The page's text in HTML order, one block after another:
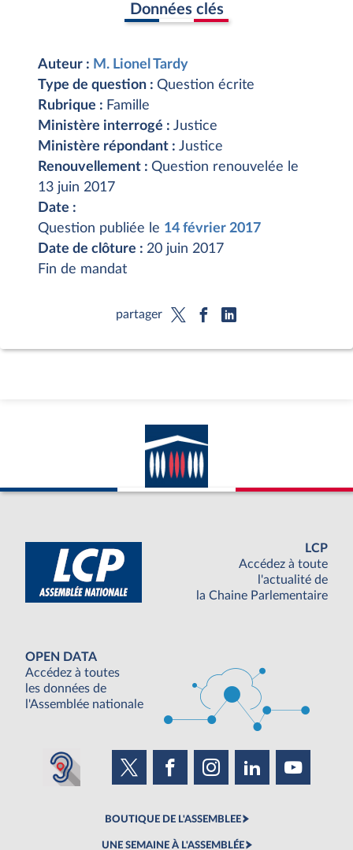
Données clés
Auteur : M. Lionel Tardy
Type de question : Question écrite
Rubrique : Famille
Ministère interrogé : Justice
Ministère répondant : Justice
Renouvellement : Question renouvelée le
13 juin 2017
Date :
Question publiée le 14 février 2017
Date de clôture : 20 juin 2017
Fin de mandat
partager
LCP
Accédez à toute
l'actualité de
la Chaine Parlementaire
OPEN DATA
Accédez à toutes
les données de
l'Assemblée nationale
BOUTIQUE DE L'ASSEMBLEE
UNE SEMAINE À L'ASSEMBLÉE